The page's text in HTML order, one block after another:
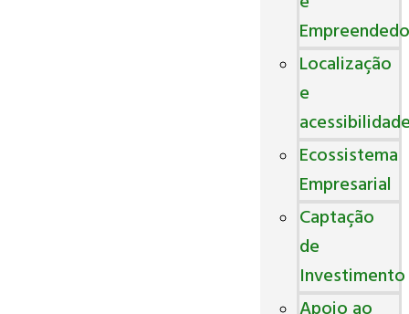
Localização
e
Ecossistema
Empresarial
Captação
de
Investimento